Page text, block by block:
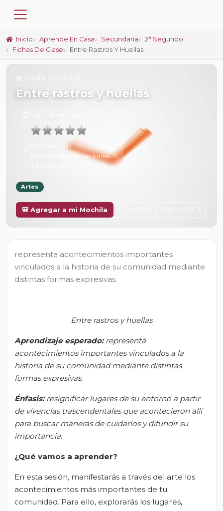
Inicio Aprende En Casa Secundaria
2° Segundo
Fichas De Clase
Entre Rastros Y Huellas
Entre rastros y huellas
0
Número de valoraciones:0
Sin calificar
Artes
🎒 Agregar a mi Mochila
representa acontecimientos importantes
vinculados a la historia de su comunidad mediante
distintas formas expresivas.
Entre rastros y huellas
Aprendizaje esperado:representa
acontecimientos importantes vinculados a la
historia de su comunidad mediante distintas
formas expresivas.
Énfasis:resignificar lugares de su entorno a partir
de vivencias trascendentales que acontecieron allí
para buscar maneras de cuidarlos y difundir su
importancia.
¿Qué vamos a aprender?
En esta sesión, manifestarás a través del arte los
acontecimientos más importantes de tu
comunidad. Para ello, explorarás los lugares,